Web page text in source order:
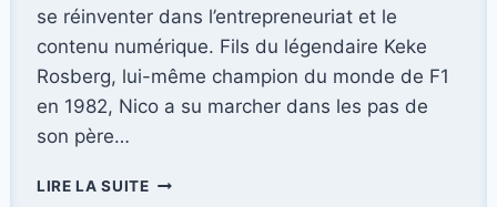
se réinventer dans l’entrepreneuriat et le
contenu numérique. Fils du légendaire Keke
Rosberg, lui-même champion du monde de F1
en 1982, Nico a su marcher dans les pas de
son père…
LIRE LA SUITENICO